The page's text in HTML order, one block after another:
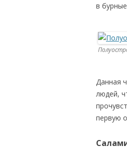
в
Данная
людей,
первую